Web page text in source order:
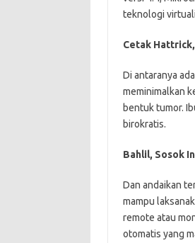
teknologi
Cetak
Di antaranya
meminimalkan
bentuk tumor.
birokratis.
Bahlil, Sosok
Dan andaikan
mampu
remote atau
otomatis yang